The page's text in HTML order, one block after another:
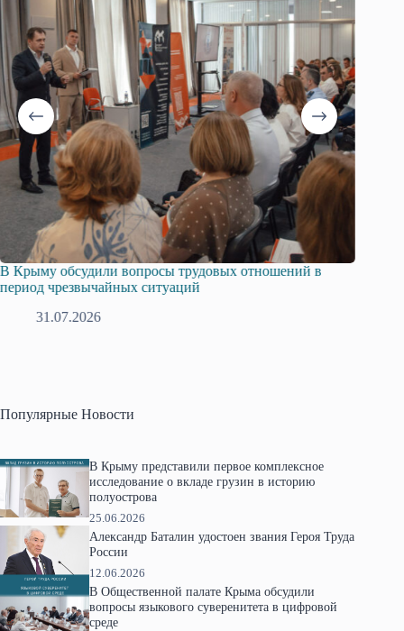
Русская община Крыма и Федерация независимых
профсоюзов Крыма укрепляют сотрудничество
28.07.2026
Популярные Новости
В Крыму представили первое комплексное
исследование о вкладе грузин в историю
полуострова
25.06.2026
Александр Баталин удостоен звания Героя Труда
России
12.06.2026
В Общественной палате Крыма обсудили
вопросы языкового суверенитета в цифровой
среде